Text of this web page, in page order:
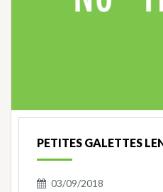
PETITES GALETTES
03/09/2018